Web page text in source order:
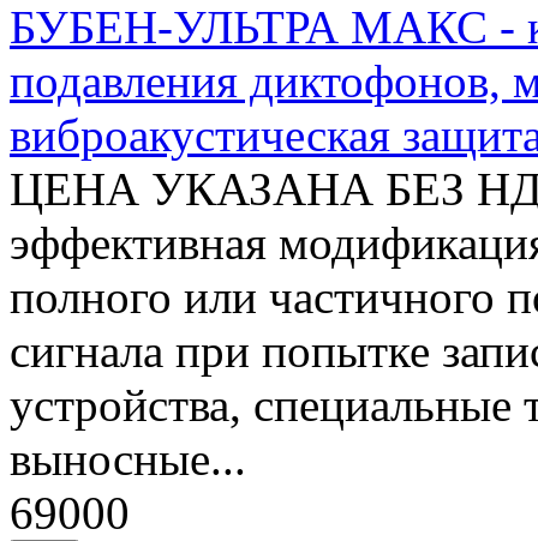
БУБЕН-УЛЬТРА МАКС -
подавления диктофонов,
виброакустическая
ЦЕНА УКАЗАНА БЕЗ
эффективная
полного или частичного
сигнала при попытке
устройства, специальные
выносные...
69000